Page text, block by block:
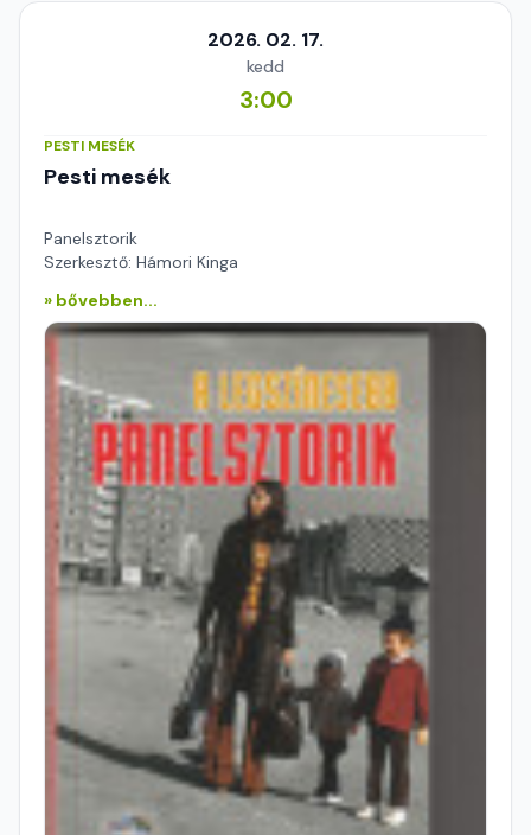
2026. 02. 17.
kedd
3:00
PESTI MESÉK
Pesti mesék
Panelsztorik
Szerkesztő: Hámori Kinga
» bővebben...